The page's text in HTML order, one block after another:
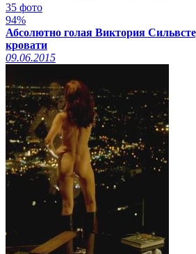
35 фото
94%
Абсолютно голая Виктория
кровати
09.06.2015